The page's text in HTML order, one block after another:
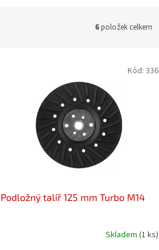
6položek celkem
Podložný talíř 125 mm Turbo M14
Skladem (1 ks)
Kód: 336